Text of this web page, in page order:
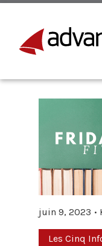
juin 9, 2023
Les Cinq